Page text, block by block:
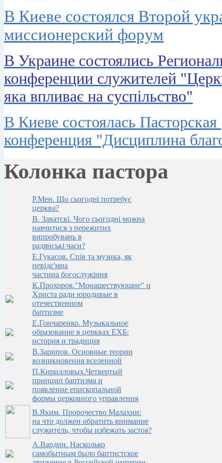
В Киеве состоялся Второй
миссионерский форум
В Украине состоялись
конференции служителей
яка впливає на суспільство"
В Киеве состоялась Пасторская
конференция "Дисциплина
Колонка пастора
Р.Мен. Що сьогодні потребує
церква?
В. Заватскi. Чого сьогоднi можна
навчитися з пережитих
випробувань в
радянськi часи?
Е.Гукасов. Спів та музика, як
невідє'мна
частина богослужіння
К.Прохоров."Монашествующие" и
Христа ради юродивые в
отечественном
баптизме
Е.Гончаренко. Музыкальное
образование в церквах ЕХБ:
история и традиция
В.Зарипов. Основные теории
возникновения вселенной
П.Кирилловых.Четвертый
принцип баптизма и
появление епископальной
формы церковного управления
В.Яким. Пророчество Малахии:
на что должен обратить внимание
служитель, чтобы избежать застоя?
А.Вардин. Насколько
самобытным было баптистское